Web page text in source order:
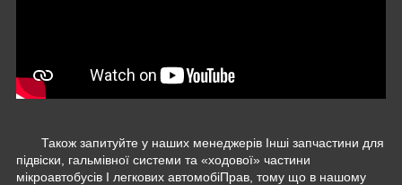
Також запитуйте у наших менеджерів Інші запчастини для
підвіски, гальмівної системи та «ходової» частини
мікроавтобусів І легкових автомобіПрав, тому що в нашому